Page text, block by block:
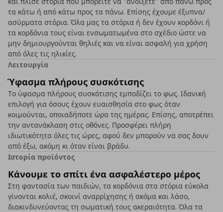
τα κάτω ή από κάτω προς τα πάνω. Επίσης έχουμε έξυπνα/
ασύρματα στόρια. Όλα μας τα στόρια ή δεν έχουν κορδόνι ή
τα κορδόνια τους είναι ενσωματωμένα στο σχέδιο ώστε να
μην δημιουργούνται θηλιές και να είναι ασφαλή για χρήση
από όλες τις ηλικίες.
Λειτουργία
Ύφασμα πλήρους συσκότισης
Το ύφασμα πλήρους συσκότισης εμποδίζει το φως. Ιδανική
επιλογή για όσους έχουν ευαισθησία στο φως όταν
κοιμούνται, οποιαδήποτε ώρα της ημέρας. Επίσης, αποτρέπει
την αντανάκλαση στις οθόνες. Προσφέρει πλήρη
ιδιωτικότητα όλες τις ώρες, αφού δεν μπορούν να σας δουν
από έξω, ακόμη κι όταν είναι βράδυ.
Ιστορία προϊόντος
Κάνουμε το σπίτι ένα ασφαλέστερο μέρος
Στη φαντασία των παιδιών, τα κορδόνια στα στόρια εύκολα
γίνονται κολιέ, σκοινί αναρρίχησης ή ακόμα και λάσο,
διακινδυνεύοντας τη σωματική τους ακεραιότητα. Όλα τα